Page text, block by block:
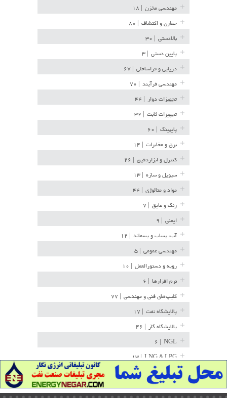
مهندسی مخزن
حفاری و اکتشاف
بالادستی
پایین دستی
دریایی و فراساحلی
مهندسی فرآیند
تجهیزات دوار
تجهیزات ثابت
پایپینگ
برق و مخابرات
کنترل و ابزاردقیق
سیویل و سازه
مواد و متالوژی
رنگ و عایق
ایمنی
آب، پساب و پسماند
مهندسی عمومی
رویه و دستورالعمل
نرم افزارها
کلیپ‌های فنی و مهندسی
پالایشگاه نفت
پالایشگاه گاز
NGL
LNG & LPG | ۱۳
خط لوله | ۳۶
مخازن ذخیره | ۱۵